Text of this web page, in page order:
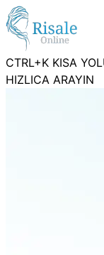
CTRL+K KISA
HIZLICA ARAYIN